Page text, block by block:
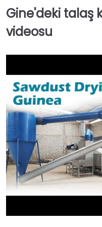
Gine'deki talaş
videosu